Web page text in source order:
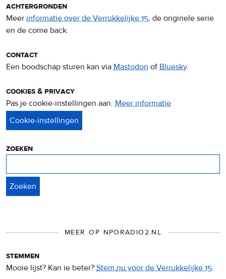
achtergronden
Meer informatie over de Verrukkelijke 15, de originele serie
en de come back.
contact
Een boodschap sturen kan via Mastodon ofBluesky.
cookies & privacy
Pas je cookie-instellingen aan. Meer informatie
zoeken
MEER OP NPORADIO2.NL
stemmen
Mooie lijst? Kan ie beter? Stemnuvoor de Verrukkelijke 15.